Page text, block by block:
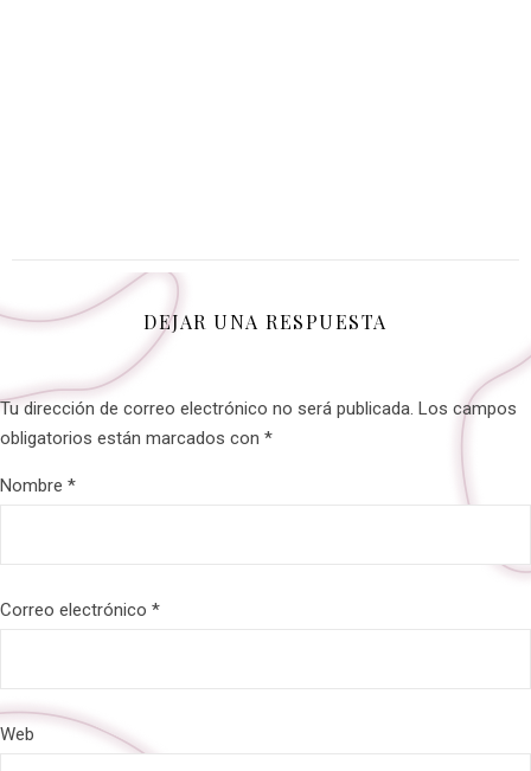
DEJAR UNA RESPUESTA
Tu dirección de correo electrónico no será publicada. Los campos
obligatorios están marcados con *
Nombre *
Correo electrónico *
Web